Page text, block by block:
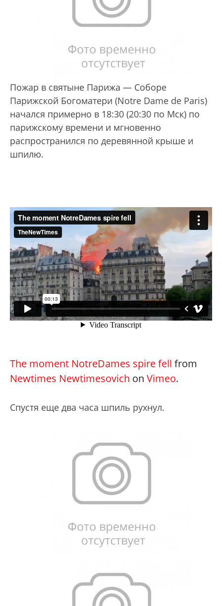
Пожар в святыне Парижа — Соборе
Парижской Богоматери (Notre Dame de Paris)
начался примерно в 18:30 (20:30 по Мск) по
парижскому времени и мгновенно
распространился по деревянной крыше и
шпилю.
The moment NotreDames spire fell from
Newtimes Newtimesovich on Vimeo.
Спустя еще два часа шпиль рухнул.